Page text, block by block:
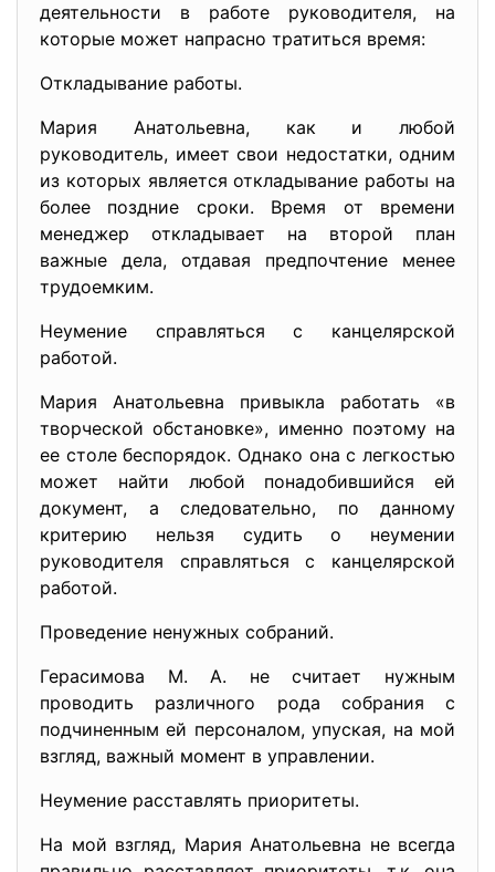
деятельности в работе руководителя, на
которые может напрасно тратиться время:
Откладывание работы.
Мария Анатольевна, как и любой
руководитель, имеет свои недостатки, одним
из которых является откладывание работы на
более поздние сроки. Время от времени
менеджер откладывает на второй план
важные дела, отдавая предпочтение менее
трудоемким.
Неумение справляться с канцелярской
работой.
Мария Анатольевна привыкла работать «в
творческой обстановке», именно поэтому на
ее столе беспорядок. Однако она с легкостью
может найти любой понадобившийся ей
документ, а следовательно, по данному
критерию нельзя судить о неумении
руководителя справляться с канцелярской
работой.
Проведение ненужных собраний.
Герасимова М. А. не считает нужным
проводить различного рода собрания с
подчиненным ей персоналом, упуская, на мой
взгляд, важный момент в управлении.
Неумение расставлять приоритеты.
На мой взгляд, Мария Анатольевна не всегда